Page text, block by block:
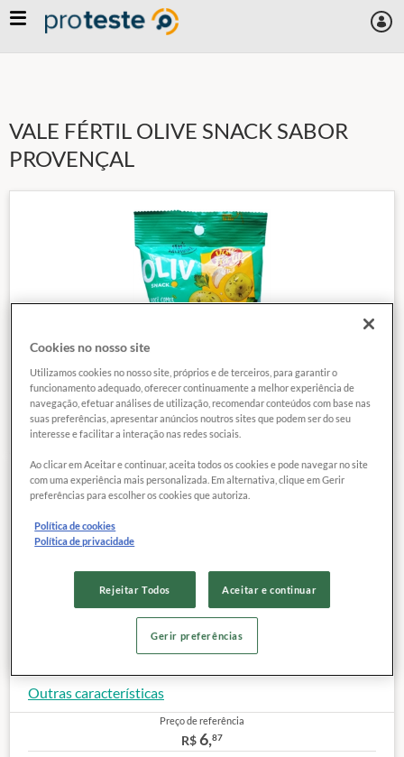
Skip
to
VALE FÉRTIL OLIVE SNACK SABOR
PROVENÇAL
Exclusivo para
Segmento:NÃO FORMULADO
VALE FÉRTIL
Categoria:SNACK
Peso de referência do preço:
Outras características
Preço de referência
R$6,87
Cookies no nosso site
Utilizamos cookies no nosso site, próprios e de terceiros, para garantir o
funcionamento adequado, oferecer continuamente a melhor experiência de
navegação, efetuar análises de utilização, recomendar conteúdos com base nas
suas preferências, apresentar anúncios noutros sites que podem ser do seu
interesse e facilitar a interação nas redes sociais.
Ao clicar em Aceitar e continuar, aceita todos os cookies e pode navegar no site
com uma experiência mais personalizada. Em alternativa, clique em Gerir
preferências para escolher os cookies que autoriza.
Política de cookies
Política de privacidade
Rejeitar Todos Aceitar e continuar
Gerir preferências